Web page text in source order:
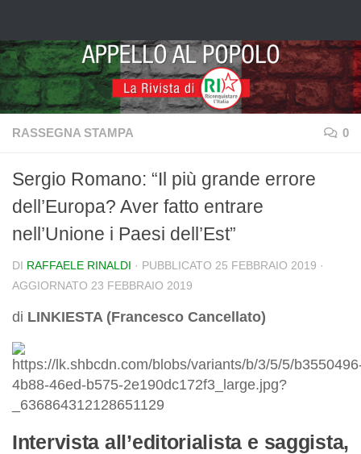
RASSEGNA STAMPA 0
Sergio Romano: “Il più grande errore
dell’Europa? Aver fatto entrare
nell’Unione i Paesi dell’Est”
DI RAFFAELE RINALDI · PUBBLICATO 25 FEBBRAIO 2019 ·
AGGIORNATO 23 FEBBRAIO 2019
di LINKIESTA (Francesco Cancellato)
Intervista all’editorialista e saggista,